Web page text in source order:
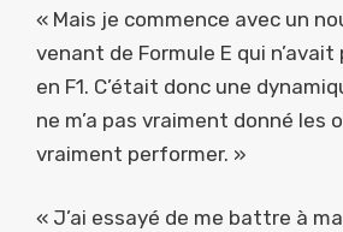
« Mais je commence avec un
venant de Formule E qui n’avait
en F1. C’était donc une
ne m’a pas vraiment donné les
vraiment performer. »
« J’ai essayé de me battre à